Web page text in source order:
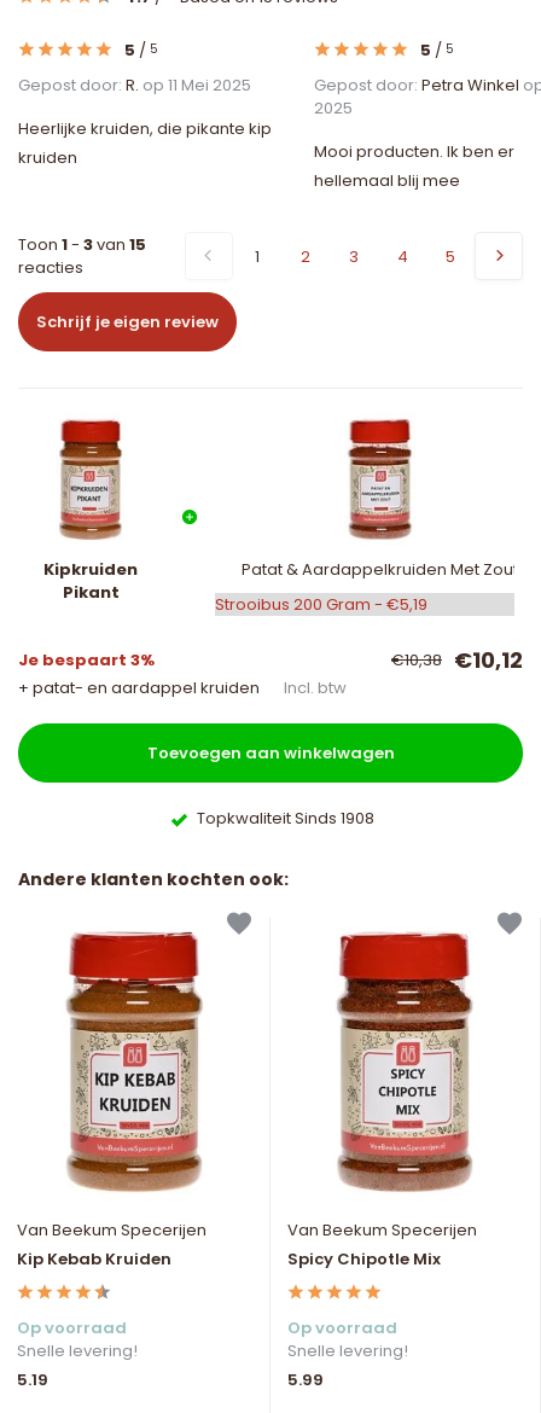
5 / 5
Gepost door: R. op 11 Mei 2025
Heerlijke kruiden, die pikante kip
kruiden
5 / 5
Gepost door: Petra Winkel
2025
Mooi producten. Ik ben er
hellemaal blij mee
Toon 1- 3van 15
reacties
1 2 3 4 5
Schrijf je eigen review
Kipkruiden
Pikant
Patat & Aardappelkruiden Met Zout
Je bespaart 3% €10,38 €10,12
+ patat- en aardappel kruiden Incl. btw
Toevoegen aan winkelwagen
Topkwaliteit Sinds 1908
Andere klanten kochten ook:
Van Beekum Specerijen
Kip Kebab Kruiden
Op voorraad
Snelle levering!
5.19
Van Beekum Specerijen
Spicy Chipotle Mix
Op voorraad
Snelle levering!
5.99